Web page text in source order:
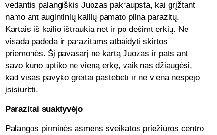
vedantis palangiškis Juozas pakraupsta, kai grįžtant
namo ant augintinių kailių pamato pilna parazitų.
Kartais iš kailio ištraukia net ir po dešimt erkių. Ne
visada padeda ir parazitams atbaidyti skirtos
priemonės. Šį pavasarį ne kartą Juozas ir pats ant
savo kūno aptiko ne vieną erkę, vaikinas džiaugėsi,
kad visas pavyko greitai pastebėti ir nė viena nespėjo
įsisiurbti.
Parazitai suaktyvėjo
Palangos pirminės asmens sveikatos priežiūros centro